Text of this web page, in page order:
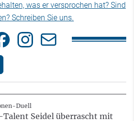
was er versprochen hat? Sind
Schreiben Sie uns.
Duell
Seidel überrascht mit